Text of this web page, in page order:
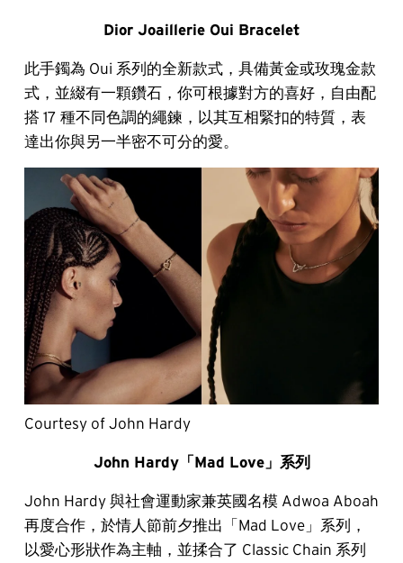
Dior Joaillerie Oui Bracelet
此手鐲為 Oui 系列的全新款式，具備黃金或玫瑰金款
式，並綴有一顆鑽石，你可根據對方的喜好，自由配
搭 17 種不同色調的繩鍊，以其互相緊扣的特質，表
達出你與另一半密不可分的愛。
Courtesy of John Hardy
John Hardy「Mad Love」系列
John Hardy 與社會運動家兼英國名模 Adwoa Aboah
再度合作，於情人節前夕推出「Mad Love」系列，
以愛心形狀作為主軸，並揉合了 Classic Chain 系列